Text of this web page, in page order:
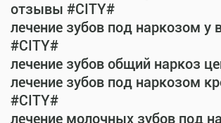
отзывы #CITY#
лечение зубов под наркозом у
#CITY#
лечение зубов общий наркоз
лечение зубов под наркозом
#CITY#
лечение молочных зубов под